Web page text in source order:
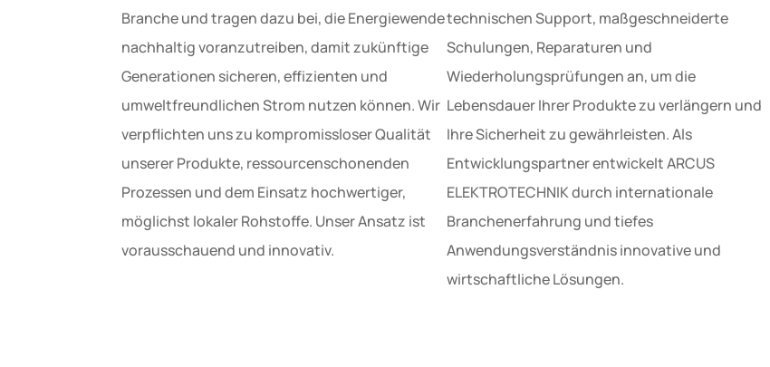
Branche und tragen dazu bei, die Energiewende
nachhaltig voranzutreiben, damit zukünftige
Generationen sicheren, effizienten und
umweltfreundlichen Strom nutzen können. Wir
verpflichten uns zu kompromissloser Qualität
unserer Produkte, ressourcenschonenden
Prozessen und dem Einsatz hochwertiger,
möglichst lokaler Rohstoffe. Unser Ansatz ist
vorausschauend und innovativ.
technischen Support, maßgeschneiderte
Schulungen, Reparaturen und
Wiederholungsprüfungen an, um die
Lebensdauer Ihrer Produkte zu verlängern und
Ihre Sicherheit zu gewährleisten. Als
Entwicklungspartner entwickelt ARCUS
ELEKTROTECHNIK durch internationale
Branchenerfahrung und tiefes
Anwendungsverständnis innovative und
wirtschaftliche Lösungen.